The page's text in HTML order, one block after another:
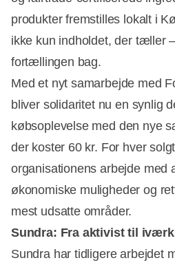
produkter fremstilles lokalt i
ikke kun indholdet, der tæller
fortællingen bag.
Med et nyt samarbejde med
bliver solidaritet nu en synlig
købsoplevelse med den nye
der koster 60 kr. For hver
organisationens arbejde med
økonomiske muligheder og
mest udsatte områder.
Sundra: Fra aktivist til
Sundra har tidligere arbejdet